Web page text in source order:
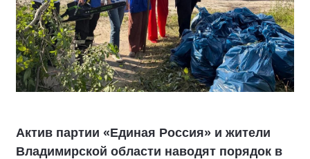
Актив партии «Единая Россия» и жители
Владимирской области наводят порядок в